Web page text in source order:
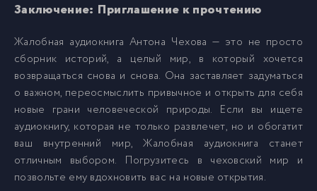
Заключение: Приглашение к прочтению
Жалобная аудиокнига Антона Чехова — это не просто
сборник историй, а целый мир, в который хочется
возвращаться снова и снова. Она заставляет задуматься
о важном, переосмыслить привычное и открыть для себя
новые грани человеческой природы. Если вы ищете
аудиокнигу, которая не только развлечет, но и обогатит
ваш внутренний мир, Жалобная аудиокнига станет
отличным выбором. Погрузитесь в чеховский мир и
позвольте ему вдохновить вас на новые открытия.